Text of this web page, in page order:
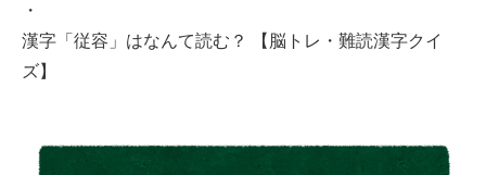
・
漢字「従容」はなんて読む？ 【脳トレ・難読漢字クイ
ズ】